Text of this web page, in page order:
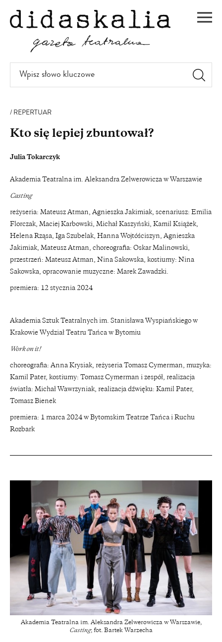
DO
TREŚCI
Wpisz
słowo
REPERTUAR
Kto się lepiej zbuntował?
Julia Tokarczyk
Akademia Teatralna im. Aleksandra Zelwerowicza w Warszawie
Casting
reżyseria: Mateusz Atman, Agnieszka Jakimiak, scenariusz: Emilia
Florczak, Maciej Karbowski, Michał Kaszyński, Kamil Książek,
Helena Rząsa, Iga Szubelak, Hanna Wojtóściszyn, Agnieszka
Jakimiak, Mateusz Atman, choreografia: Oskar Malinowski,
przestrzeń: Mateusz Atman, Nina Sakowska, kostiumy: Nina
Sakowska, opracowanie muzyczne: Marek Zawadzki.
premiera: 12 stycznia 2024
Akademia Sztuk Teatralnych im. Stanisława Wyspiańskiego w
Krakowie Wydział Teatru Tańca w Bytomiu
Work on it!
choreografia: Anna Krysiak, reżyseria Tomasz Cymerman, muzyka:
Kamil Pater, kostiumy: Tomasz Cymerman i zespół, realizacja
światła: Michał Wawrzyniak, realizacja dźwięku: Kamil Pater,
Tomasz Bienek
premiera: 1 marca 2024 w Bytomskim Teatrze Tańca i Ruchu
Rozbark
Akademia Teatralna im. Aleksandra Zelwerowicza w Warszawie,
Casting; fot. Bartek Warzecha